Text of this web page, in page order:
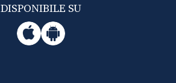
DISPONIBILE SU